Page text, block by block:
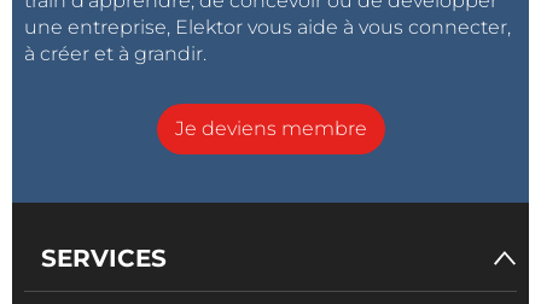
une entreprise, Elektor vous aide à vous connecter,
à créer et à grandir.
Je deviens membre
SERVICES